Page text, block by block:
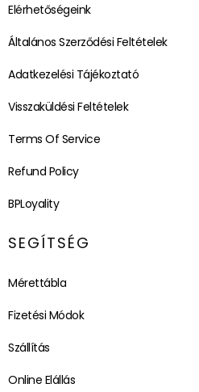
Elérhetőségeink
Általános Szerződési Feltételek
Adatkezelési Tájékoztató
Visszaküldési Feltételek
Terms Of Service
Refund Policy
BPLoyality
SEGÍTSÉG
Mérettábla
Fizetési Módok
Szállítás
Online Elállás